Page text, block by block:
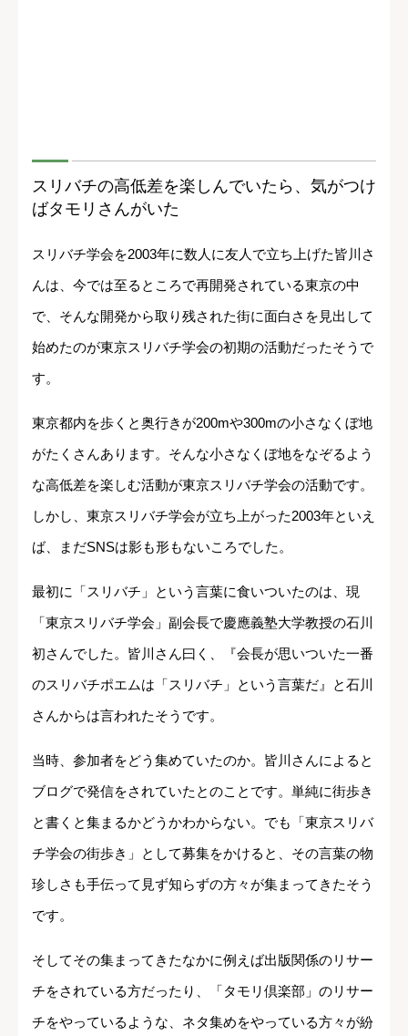
スリバチの高低差を楽しんでいたら、気がつけ
ばタモリさんがいた
スリバチ学会を2003年に数人に友人で立ち上げた皆川さ
んは、今では至るところで再開発されている東京の中
で、そんな開発から取り残された街に面白さを見出して
始めたのが東京スリバチ学会の初期の活動だったそうで
す。
東京都内を歩くと奥行きが200mや300mの小さなくぼ地
がたくさんあります。そんな小さなくぼ地をなぞるよう
な高低差を楽しむ活動が東京スリバチ学会の活動です。
しかし、東京スリバチ学会が立ち上がった2003年といえ
ば、まだSNSは影も形もないころでした。
最初に「スリバチ」という言葉に食いついたのは、現
「東京スリバチ学会」副会長で慶應義塾大学教授の石川
初さんでした。皆川さん曰く、『会長が思いついた一番
のスリバチポエムは「スリバチ」という言葉だ』と石川
さんからは言われたそうです。
当時、参加者をどう集めていたのか。皆川さんによると
ブログで発信をされていたとのことです。単純に街歩き
と書くと集まるかどうかわからない。でも「東京スリバ
チ学会の街歩き」として募集をかけると、その言葉の物
珍しさも手伝って見ず知らずの方々が集まってきたそう
です。
そしてその集まってきたなかに例えば出版関係のリサー
チをされている方だったり、「タモリ倶楽部」のリサー
チをやっているような、ネタ集めをやっている方々が紛